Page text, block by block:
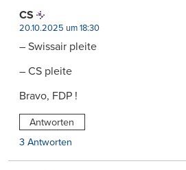
CS
20.10.2025 um 18:30
– Swissair pleite
– CS pleite
Bravo, FDP !
Antworten
3 Antworten